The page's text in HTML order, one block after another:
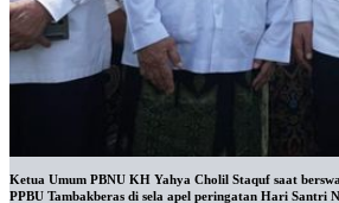
Ketua Umum PBNU KH Yahya Cholil Staquf saat
PPBU Tambakberas di sela apel peringatan Hari Santri